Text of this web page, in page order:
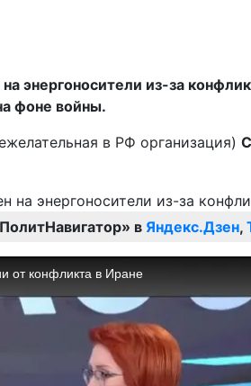
энергоносители из-за
фоне войны.
в РФ организация)
в Яндекс.Дзен,